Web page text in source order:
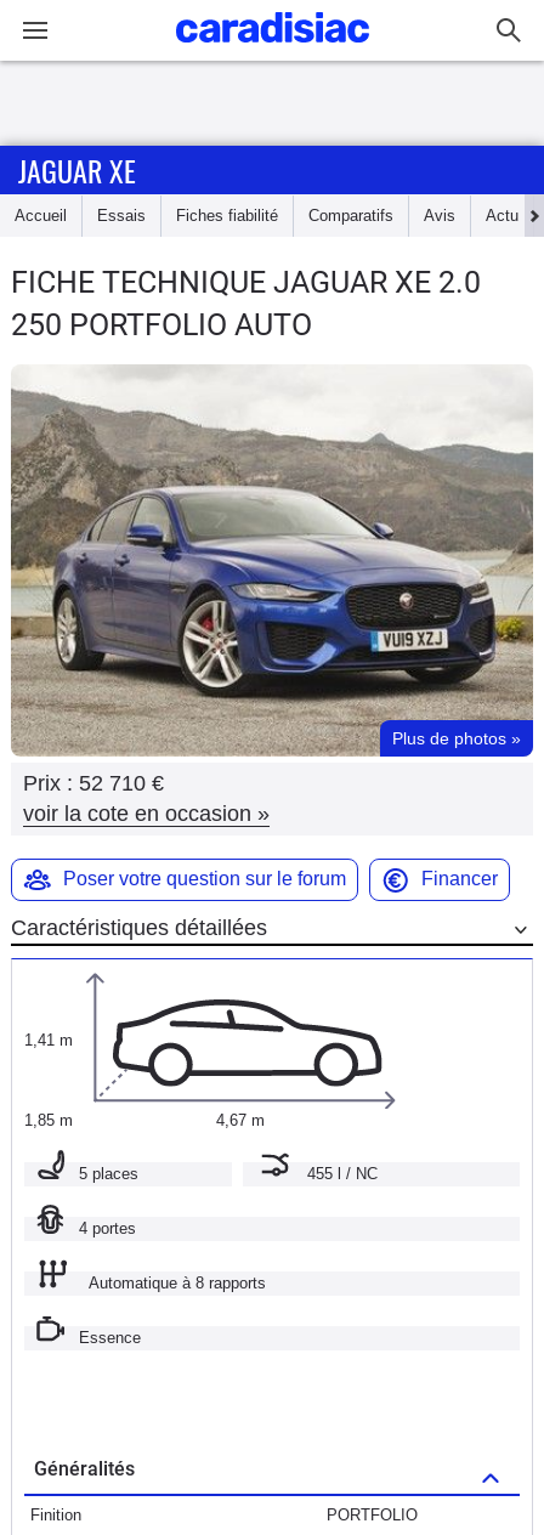
Accueil
Essais
d'achat
Electriques
Utilitaires
Flottes
Auto
Services
Forum
Moto
Marques
JAGUAR XE
Accueil Essais Fiches fiabilité Comparatifs Avis Actu
FICHE TECHNIQUE JAGUAR XE 2.0
250 PORTFOLIO AUTO
Plus de photos »
Prix : 52 710 €
voir la cote en occasion »
Poser votre question sur le forum Financer
Caractéristiques détaillées
1,41 m
1,85 m 4,67 m
5 places 455 l / NC
4 portes
Automatique à 8 rapports
Essence
Généralités
Finition PORTFOLIO